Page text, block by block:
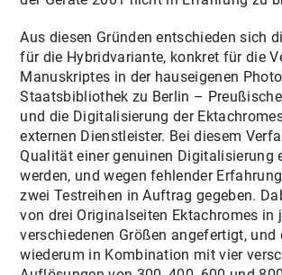
Aus diesen Gründen entschieden sich
für die Hybridvariante, konkret für die
Manuskriptes in der hauseigenen
Staatsbibliothek zu Berlin –
und die Digitalisierung der
externen Dienstleister. Bei diesem
Qualität einer genuinen Digitalisierung
werden, und wegen fehlender
zwei Testreihen in Auftrag gegeben.
von drei Originalseiten Ektachromes in
verschiedenen Größen angefertigt, und
wiederum in Kombination mit vier